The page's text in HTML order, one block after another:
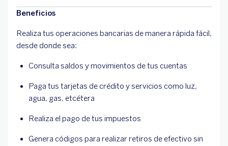
Beneficios
Realiza tus operaciones bancarias de manera rápida fácil,
desde donde sea:
Consulta saldos y movimientos de tus cuentas
Paga tus tarjetas de crédito y servicios como luz,
agua, gas, etcétera
Realiza el pago de tus impuestos
Genera códigos para realizar retiros de efectivo sin